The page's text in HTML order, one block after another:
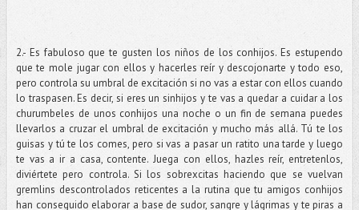
2.- Es fabuloso que te gusten los niños de los conhijos. Es estupendo
que te mole jugar con ellos y hacerles reír y descojonarte y todo eso,
pero controla su umbral de excitación si no vas a estar con ellos cuando
lo traspasen. Es decir, si eres un sinhijos y te vas a quedar a cuidar a los
churumbeles de unos conhijos una noche o un fin de semana puedes
llevarlos a cruzar el umbral de excitación y mucho más allá. Tú te los
guisas y tú te los comes, pero si vas a pasar un ratito una tarde y luego
te vas a ir a casa, contente. Juega con ellos, hazles reír, entretenlos,
diviértete pero controla. Si los sobrexcitas haciendo que se vuelvan
gremlins descontrolados reticentes a la rutina que tu amigos conhijos
han conseguido elaborar a base de sudor, sangre y lágrimas y te piras a